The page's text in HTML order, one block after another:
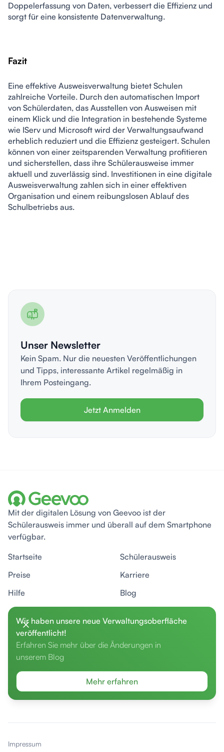
Wir haben unsere neue Verwaltungsoberfläche
veröffentlicht!
Erfahren Sie mehr über die Änderungen in
unserem Blog
Mehr erfahren
Doppelerfassung von Daten, verbessert die Effizienz und
sorgt für eine konsistente Datenverwaltung.
Fazit
Eine effektive Ausweisverwaltung bietet Schulen
zahlreiche Vorteile. Durch den automatischen Import
von Schülerdaten, das Ausstellen von Ausweisen mit
einem Klick und die Integration in bestehende Systeme
wie IServ und Microsoft wird der Verwaltungsaufwand
erheblich reduziert und die Effizienz gesteigert. Schulen
können von einer zeitsparenden Verwaltung profitieren
und sicherstellen, dass ihre Schülerausweise immer
aktuell und zuverlässig sind. Investitionen in eine digitale
Ausweisverwaltung zahlen sich in einer effektiven
Organisation und einem reibungslosen Ablauf des
Schulbetriebs aus.
Unser Newsletter
Kein Spam. Nur die neuesten Veröffentlichungen
und Tipps, interessante Artikel regelmäßig in
Ihrem Posteingang.
Jetzt Anmelden
Mit der digitalen Lösung von Geevoo ist der
Schülerausweis immer und überall auf dem Smartphone
verfügbar.
Startseite
Schülerausweis
Preise
Karriere
Hilfe
Blog
Unser Newsletter
Neuigkeiten und Tipps rund um Geevoo, neue Module
und das Thema Schuldigitalisierung.
Jetzt anmelden
Impressum